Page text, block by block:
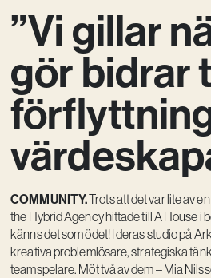
Kreativ utveckling
Vision
Kontakt
”Vi gillar
gör bidrar
COMMUNITY.Trots att det var lite av
the Hybrid Agency hittade till A House i
känns det som ödet! I deras studio på
kreativa problemlösare, strategiska
teamspelare. Möt två av dem – Mia